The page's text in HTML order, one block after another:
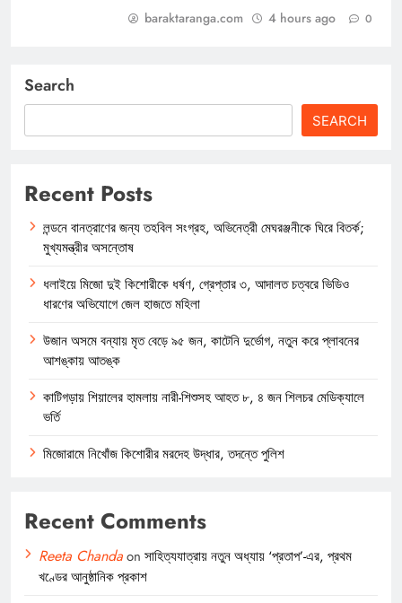
baraktaranga.com 4 hours ago 0
Search
SEARCH
Recent Posts
লন্ডনে বানত্রাণের জন্য তহবিল সংগ্রহ, অভিনেত্রী মেঘরঞ্জনীকে ঘিরে বিতর্ক;
মুখ্যমন্ত্রীর অসন্তোষ
ধলাইয়ে মিজো দুই কিশোরীকে ধর্ষণ, গ্রেপ্তার ৩, আদালত চত্বরে ভিডিও
ধারণের অভিযোগে জেল হাজতে মহিলা
উজান অসমে বন্যায় মৃত বেড়ে ৯৫ জন, কাটেনি দুর্ভোগ, নতুন করে প্লাবনের
আশঙ্কায় আতঙ্ক
কাটিগড়ায় শিয়ালের হামলায় নারী-শিশুসহ আহত ৮, ৪ জন শিলচর মেডিক্যালে
ভর্তি
মিজোরামে নিখোঁজ কিশোরীর মরদেহ উদ্ধার, তদন্তে পুলিশ
Recent Comments
Reeta Chandaon সাহিত্যযাত্রায় নতুন অধ্যায় ‘প্রতাপ’-এর, প্রথম
খণ্ডের আনুষ্ঠানিক প্রকাশ